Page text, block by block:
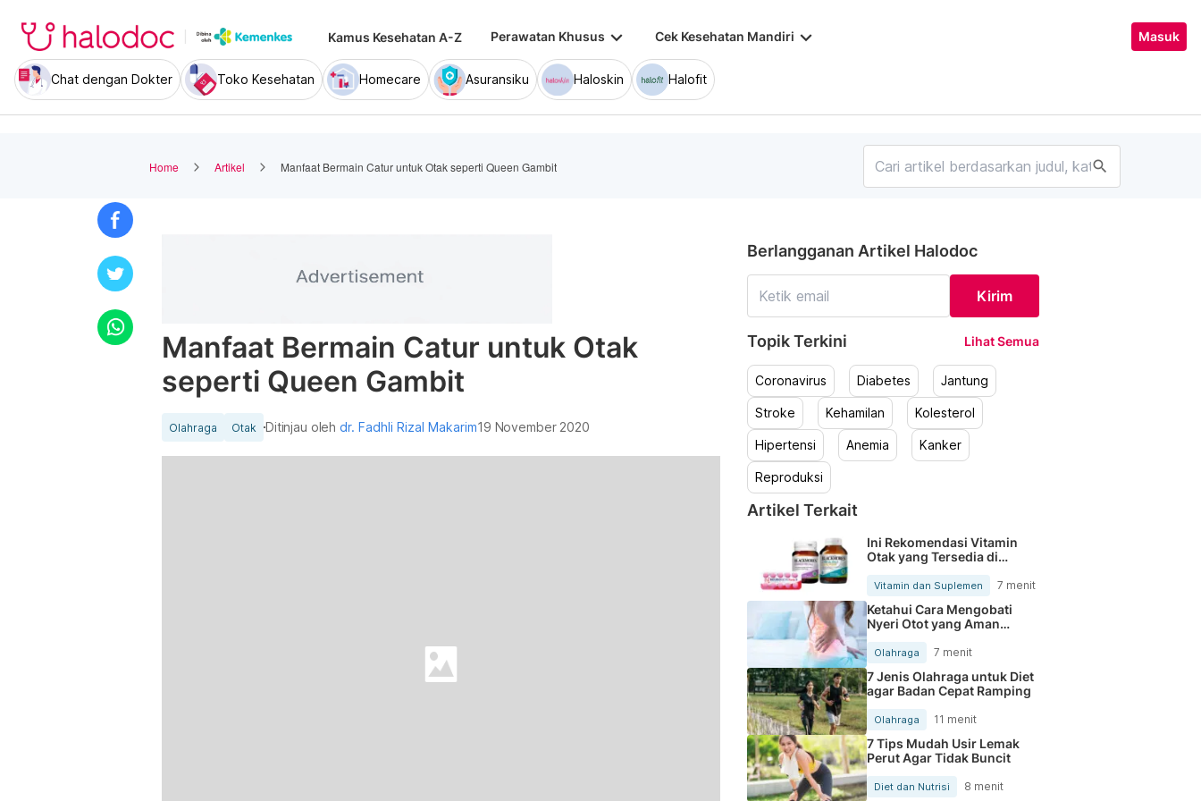
Kamus Kesehatan A-Z Perawatan Khusus keyboard_arrow_down Cek Kesehatan Mandiri keyboard_arrow_down Masuk
Chat dengan Dokter Toko Kesehatan Homecare Asuransiku Haloskin Halofit
Home Artikel Manfaat Bermain Catur untuk Otak seperti Queen Gambit search
Manfaat Bermain Catur untuk Otak
seperti Queen Gambit
Olahraga Otak Ditinjau olehdr. Fadhli Rizal Makarim19 November 2020
Berlangganan Artikel Halodoc
Kirim
Topik Terkini Lihat Semua
Coronavirus Diabetes Jantung
Stroke Kehamilan Kolesterol
Hipertensi Anemia Kanker
Reproduksi
Artikel Terkait
Ini Rekomendasi Vitamin
Otak yang Tersedia di
Vitamin dan Suplemen 7 menit
Ketahui Cara Mengobati
Nyeri Otot yang Aman
Dilakukan
Olahraga 7 menit
7 Jenis Olahraga untuk Diet
agar Badan Cepat Ramping
Olahraga 11 menit
7 Tips Mudah Usir Lemak
Perut Agar Tidak Buncit
Diet dan Nutrisi 8 menit